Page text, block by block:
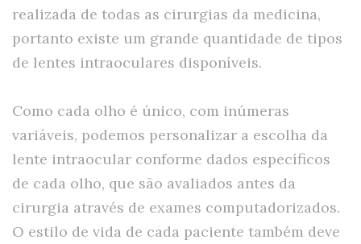
realizada de todas as cirurgias da medicina,
portanto existe um grande quantidade de tipos
de lentes intraoculares disponíveis.
Como cada olho é único, com inúmeras
variáveis, podemos personalizar a escolha da
lente intraocular conforme dados específicos
de cada olho, que são avaliados antes da
cirurgia através de exames computadorizados.
O estilo de vida de cada paciente também deve